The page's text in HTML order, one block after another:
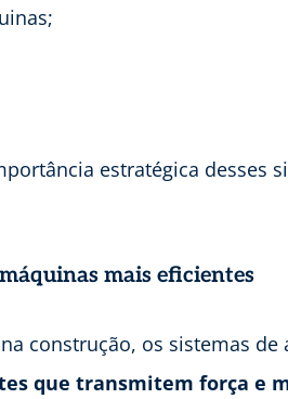
estratégica desses
mais eficientes
construção, os sistemas de
que transmitem força e